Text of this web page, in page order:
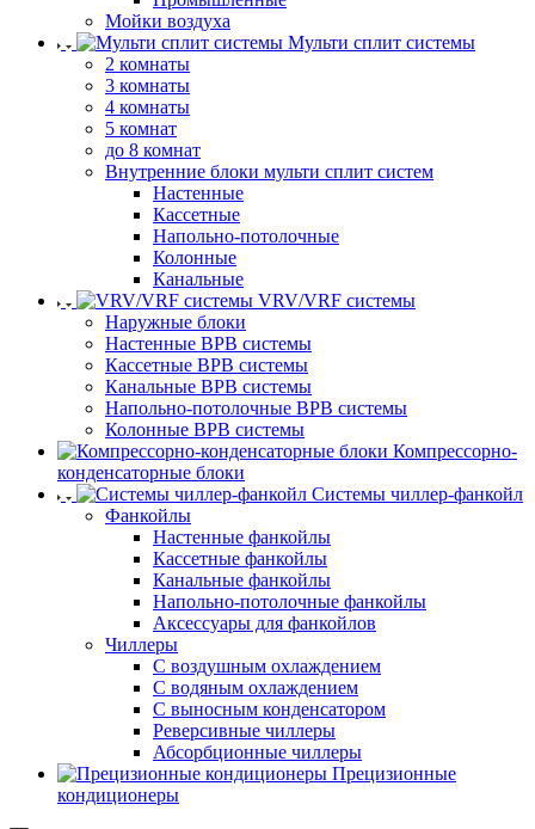
Мойки воздуха
Мульти сплит системы
2 комнаты
3 комнаты
4 комнаты
5 комнат
до 8 комнат
Внутренние блоки мульти сплит систем
Настенные
Кассетные
Напольно-потолочные
Колонные
Канальные
VRV/VRF системы
Наружные блоки
Настенные ВРВ системы
Кассетные ВРВ системы
Канальные ВРВ системы
Напольно-потолочные ВРВ системы
Колонные ВРВ системы
Компрессорно-
конденсаторные блоки
Системы чиллер-фанкойл
Фанкойлы
Настенные фанкойлы
Кассетные фанкойлы
Канальные фанкойлы
Напольно-потолочные фанкойлы
Аксессуары для фанкойлов
Чиллеры
С воздушным охлаждением
С водяным охлаждением
С выносным конденсатором
Реверсивные чиллеры
Абсорбционные чиллеры
Прецизионные
кондиционеры